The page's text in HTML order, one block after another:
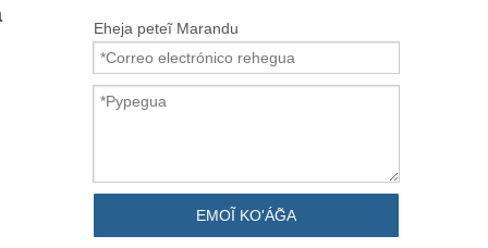
Eheja peteĩ Marandu
EMOĨ KO'ÁG̃A